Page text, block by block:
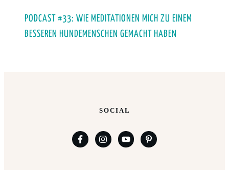
PODCAST #33: WIE MEDITATIONEN MICH ZU EINEM
BESSEREN HUNDEMENSCHEN GEMACHT HABEN
SOCIAL